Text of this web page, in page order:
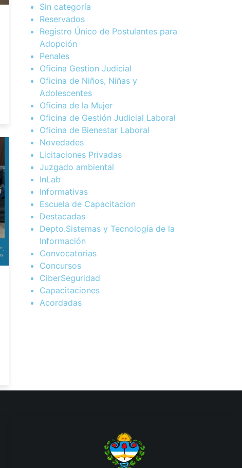
Sin categoría
Reservados
Registro Único de Postulantes para
Adopción
Penales
Oficina Gestion Judicial
Oficina de Niños, Niñas y
Adolescentes
Oficina de la Mujer
Oficina de Gestión Judicial Laboral
Oficina de Bienestar Laboral
Novedades
Licitaciones Privadas
Juzgado ambiental
InLab
Informativas
Escuela de Capacitacion
Destacadas
Depto.Sistemas y Tecnología de la
Información
Convocatorias
Concursos
CiberSeguridad
Capacitaciones
Acordadas